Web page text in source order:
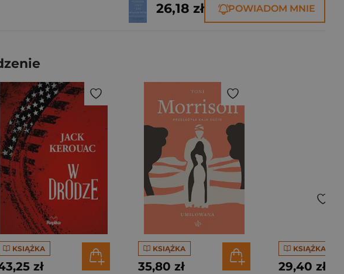
26,18 zł POWIADOM MNIE
KSIĄŻKA
zł
KSIĄŻKA
35,80 zł
KSIĄŻKA
29,40 zł